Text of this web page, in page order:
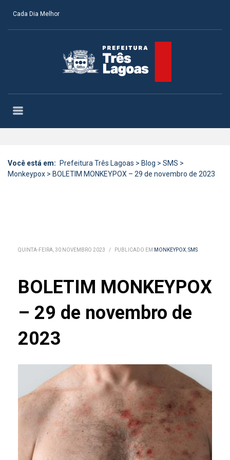
Cada Dia Melhor
Você está em: Prefeitura Três Lagoas > Blog > SMS >
Monkeypox > BOLETIM MONKEYPOX – 29 de novembro de 2023
QUINTA-FEIRA, 30 NOVEMBRO 2023 / PUBLICADO EM MONKEYPOX,SMS
BOLETIM MONKEYPOX
– 29 de novembro de
2023